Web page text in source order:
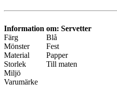
Information om: Servetter
Färg
Blå
Mönster
Fest
Material
Papper
Storlek
Till maten
Miljö
Varumärke